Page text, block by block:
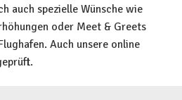
auch spezielle Wünsche wie
oder Meet & Greets
Auch unsere online